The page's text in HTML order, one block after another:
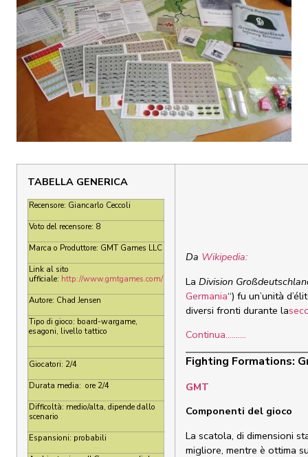
TABELLA GENERICA
Recensore: Giancarlo Ceccoli
Voto del recensore: 8
Marca o Produttore: GMT Games LLC
Link al sito
ufficiale: http://www.gmtgames.com/
Autore: Chad Jensen
Tipo di gioco: board-wargame,
esagoni, livello tattico
Giocatori: 2/4
Durata media: ore 2/4
Difficoltà: medio/alta, dipende dallo
scenario
Espansioni: probabili
Da Wikipedia:
La Division
Germania“) fu un’unità
diversi fronti durante la
Continua……….
Fighting Formations:
GMT
Componenti del gioco
La scatola, di dimensioni
migliore, mentre è ottima